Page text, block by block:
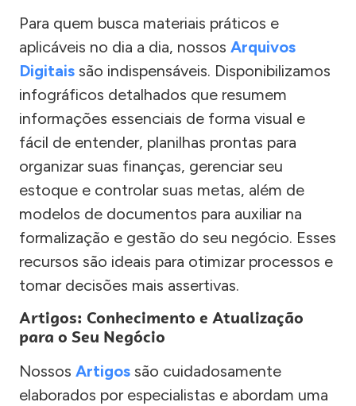
Para quem busca materiais práticos e
aplicáveis no dia a dia, nossos Arquivos
Digitais são indispensáveis. Disponibilizamos
infográficos detalhados que resumem
informações essenciais de forma visual e
fácil de entender, planilhas prontas para
organizar suas finanças, gerenciar seu
estoque e controlar suas metas, além de
modelos de documentos para auxiliar na
formalização e gestão do seu negócio. Esses
recursos são ideais para otimizar processos e
tomar decisões mais assertivas.
Artigos: Conhecimento e Atualização
para o Seu Negócio
Nossos Artigos são cuidadosamente
elaborados por especialistas e abordam uma